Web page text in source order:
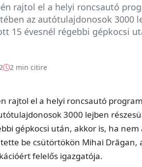
rajtol el a helyi roncsautó
az autótulajdonosok 3000
15 évesnél régebbi gépkocsi
2 min citire
rajtol el a helyi roncsautó
3000 lejben
gépkocsi után, akkor is, ha
be csütörtökön Mihai Drăgan,
felelős igazgatója.